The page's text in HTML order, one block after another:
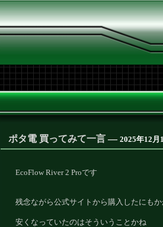
ポタ電 買ってみて一言― 2025年12月
EcoFlow River 2 Proです
残念ながら公式サイトから購入したにも
安くなっていたのはそういうことかね